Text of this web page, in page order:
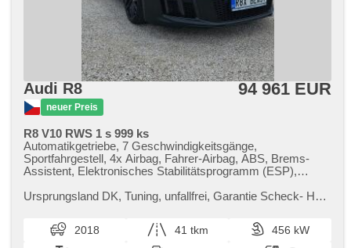
Audi R8
neuer Preis
94 961 EUR
R8 V10 RWS 1 s 999 ks
Automatikgetriebe, 7 Geschwindigkeitsgänge,
Sportfahrgestell, 4x Airbag, Fahrer-Airbag, ABS, Brems-
Assistent, Elektronisches Stabilitätsprogramm (ESP),
asistent rozjezdu do kopce (HSA), automatisch im Berg
podvozku, Servolenkung, 2-Zonen Klimaanlage,
Klimaautomatik, Adaptive Geschwindigkeitsregelung,
Ursprungsland DK,​ Tuning,​ unfallfrei,​ Garantie Scheck​- Heft,​
perleť. Přel...
2018 41 tkm
456 kW